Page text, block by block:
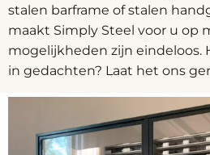
stalen barframe of stalen
maakt Simply Steel voor u op
mogelijkheden zijn eindeloos.
in gedachten? Laat het ons